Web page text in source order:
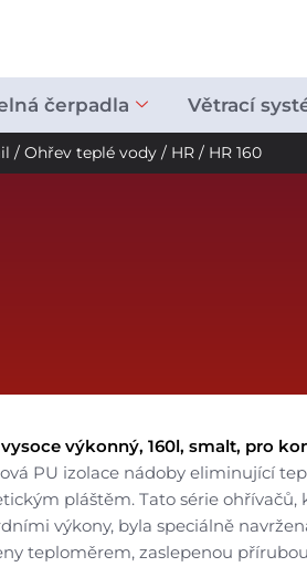
čerpadla Větrací
/ Ohřev teplé vody / HR / HR 160
výkonný, 160l, smalt, pro
PU izolace nádoby eliminující
pláštěm. Tato série
výkony, byla speciálně
teploměrem, zaslepenou